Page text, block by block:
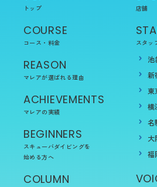
トップ
COURSE
コース・料金
REASON
マレアが選ばれる理由
ACHIEVEMENTS
マレアの実績
BEGINNERS
スキューバダイビングを
始める方へ
COLUMN
店舗
スタッ
池
新
東
横
名
大
福